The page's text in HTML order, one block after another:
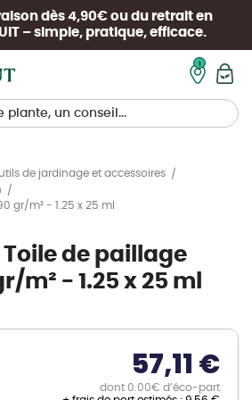
dès 4,90€ ou du retrait en
– simple, pratique, efficace.
de jardinage et accessoires
gr/m² - 1.25 x 25 ml
Toile de paillage
m² - 1.25 x 25 ml
57,11 €
dont 0.00€ d’éco-part